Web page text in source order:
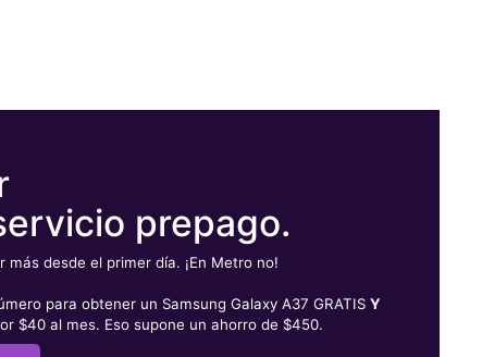
prepago.
más desde el primer día. ¡En Metro no!
para obtener un Samsung Galaxy A37 GRATIS Y
$40 al mes. Eso supone un ahorro de $450.